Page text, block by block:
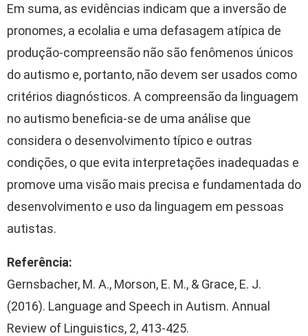
Em suma, as evidências indicam que a inversão de
pronomes, a ecolalia e uma defasagem atípica de
produção-compreensão não são fenômenos únicos
do autismo e, portanto, não devem ser usados como
critérios diagnósticos. A compreensão da linguagem
no autismo beneficia-se de uma análise que
considera o desenvolvimento típico e outras
condições, o que evita interpretações inadequadas e
promove uma visão mais precisa e fundamentada do
desenvolvimento e uso da linguagem em pessoas
autistas.
Referência:
Gernsbacher, M. A., Morson, E. M., & Grace, E. J.
(2016). Language and Speech in Autism. Annual
Review of Linguistics, 2, 413-425.